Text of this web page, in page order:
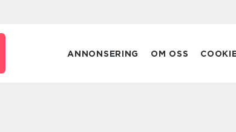
ANNONSERING OM OSS